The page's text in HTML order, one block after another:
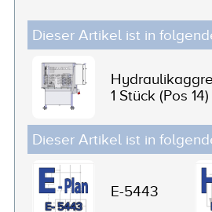
Dieser Artikel ist in
1 Stück (Pos 14)
Dieser Artikel ist in
E-5443